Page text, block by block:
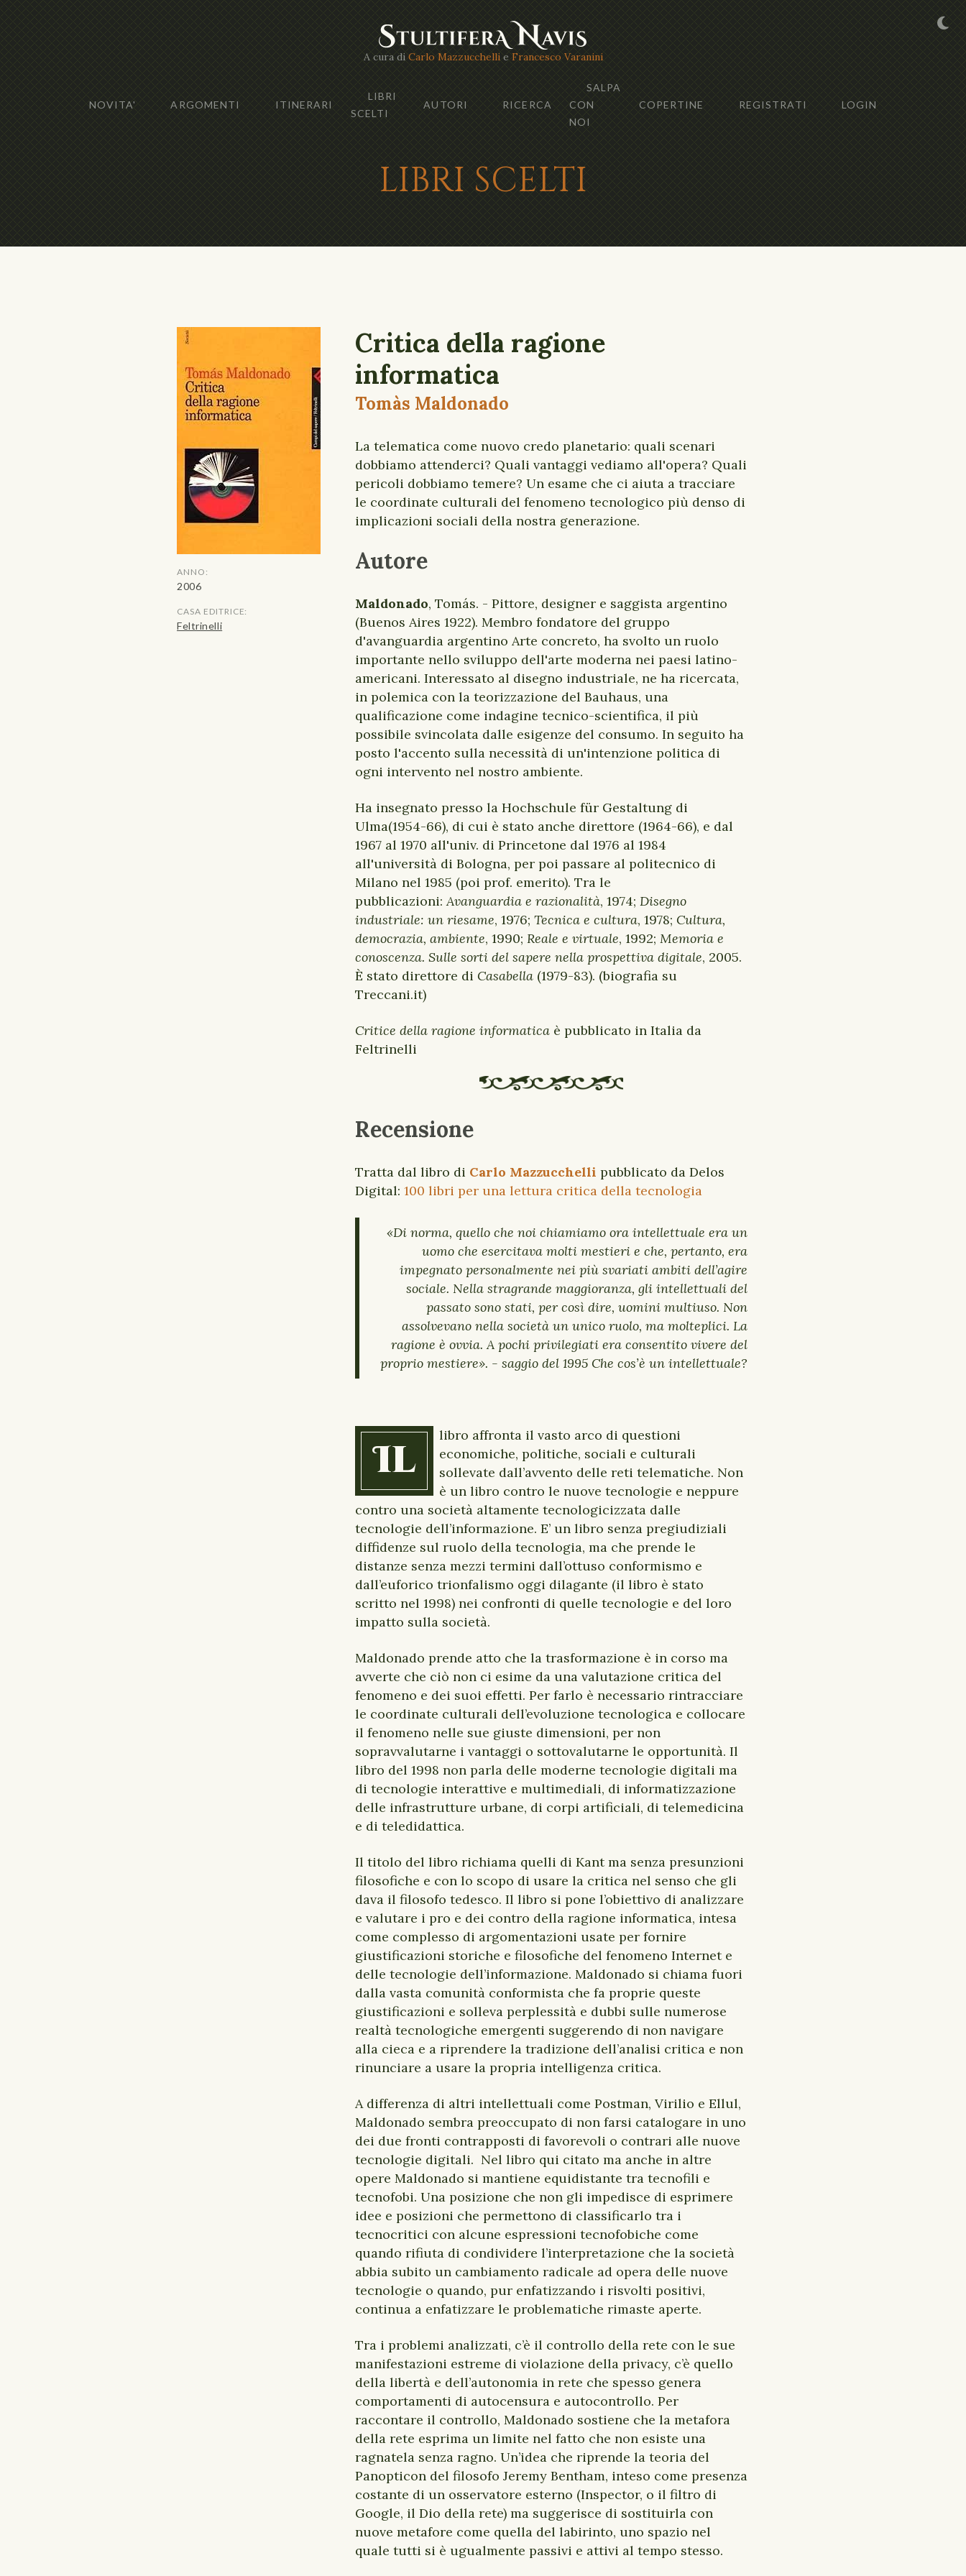
A cura di Carlo Mazzucchellie Francesco Varanini
NOVITA' ARGOMENTI ITINERARI
LIBRI
SCELTI
AUTORI RICERCA
SALPA
CON
NOI
COPERTINE REGISTRATI LOGIN
LIBRI SCELTI
ANNO:
2006
CASA EDITRICE:
Feltrinelli
Critica della ragione
informatica
Tomàs Maldonado
La telematica come nuovo credo planetario: quali scenari
dobbiamo attenderci? Quali vantaggi vediamo all'opera? Quali
pericoli dobbiamo temere? Un esame che ci aiuta a tracciare
le coordinate culturali del fenomeno tecnologico più denso di
implicazioni sociali della nostra generazione.
Autore
Maldonado, Tomás. - Pittore, designer e saggista argentino
(Buenos Aires 1922). Membro fondatore del gruppo
d'avanguardia argentino Arte concreto, ha svolto un ruolo
importante nello sviluppo dell'arte moderna nei paesi latino-
americani. Interessato al disegno industriale, ne ha ricercata,
in polemica con la teorizzazione del Bauhaus, una
qualificazione come indagine tecnico-scientifica, il più
possibile svincolata dalle esigenze del consumo. In seguito ha
posto l'accento sulla necessità di un'intenzione politica di
ogni intervento nel nostro ambiente.
Ha insegnato presso la Hochschule für Gestaltung di
Ulma(1954-66), di cui è stato anche direttore (1964-66), e dal
1967 al 1970 all'univ. di Princetone dal 1976 al 1984
all'università di Bologna, per poi passare al politecnico di
Milano nel 1985 (poi prof. emerito). Tra le
pubblicazioni: Avanguardia e razionalità, 1974; Disegno
industriale: un riesame, 1976; Tecnica e cultura, 1978; Cultura,
democrazia, ambiente, 1990; Reale e virtuale, 1992; Memoria e
conoscenza. Sulle sorti del sapere nella prospettiva digitale, 2005.
È stato direttore di Casabella (1979-83). (biografia su
Treccani.it)
Critice della ragione informatica è pubblicato in Italia da
Feltrinelli
Recensione
Tratta dal libro di Carlo Mazzucchelli pubblicato da Delos
Digital: 100 libri per una lettura critica della tecnologia
«Di norma, quello che noi chiamiamo ora intellettuale era un
uomo che esercitava molti mestieri e che, pertanto, era
impegnato personalmente nei più svariati ambiti dell’agire
sociale. Nella stragrande maggioranza, gli intellettuali del
passato sono stati, per così dire, uomini multiuso. Non
assolvevano nella società un unico ruolo, ma molteplici. La
ragione è ovvia. A pochi privilegiati era consentito vivere del
proprio mestiere». - saggio del 1995 Che cos’è un intellettuale?
Il
libro affronta il vasto arco di questioni
economiche, politiche, sociali e culturali
sollevate dall’avvento delle reti telematiche. Non
è un libro contro le nuove tecnologie e neppure
contro una società altamente tecnologicizzata dalle
tecnologie dell’informazione. E’ un libro senza pregiudiziali
diffidenze sul ruolo della tecnologia, ma che prende le
distanze senza mezzi termini dall’ottuso conformismo e
dall’euforico trionfalismo oggi dilagante (il libro è stato
scritto nel 1998) nei confronti di quelle tecnologie e del loro
impatto sulla società.
Maldonado prende atto che la trasformazione è in corso ma
avverte che ciò non ci esime da una valutazione critica del
fenomeno e dei suoi effetti. Per farlo è necessario rintracciare
le coordinate culturali dell’evoluzione tecnologica e collocare
il fenomeno nelle sue giuste dimensioni, per non
sopravvalutarne i vantaggi o sottovalutarne le opportunità. Il
libro del 1998 non parla delle moderne tecnologie digitali ma
di tecnologie interattive e multimediali, di informatizzazione
delle infrastrutture urbane, di corpi artificiali, di telemedicina
e di teledidattica.
Il titolo del libro richiama quelli di Kant ma senza presunzioni
filosofiche e con lo scopo di usare la critica nel senso che gli
dava il filosofo tedesco. Il libro si pone l’obiettivo di analizzare
e valutare i pro e dei contro della ragione informatica, intesa
come complesso di argomentazioni usate per fornire
giustificazioni storiche e filosofiche del fenomeno Internet e
delle tecnologie dell’informazione. Maldonado si chiama fuori
dalla vasta comunità conformista che fa proprie queste
giustificazioni e solleva perplessità e dubbi sulle numerose
realtà tecnologiche emergenti suggerendo di non navigare
alla cieca e a riprendere la tradizione dell’analisi critica e non
rinunciare a usare la propria intelligenza critica.
A differenza di altri intellettuali come Postman, Virilio e Ellul,
Maldonado sembra preoccupato di non farsi catalogare in uno
dei due fronti contrapposti di favorevoli o contrari alle nuove
tecnologie digitali. Nel libro qui citato ma anche in altre
opere Maldonado si mantiene equidistante tra tecnofili e
tecnofobi. Una posizione che non gli impedisce di esprimere
idee e posizioni che permettono di classificarlo tra i
tecnocritici con alcune espressioni tecnofobiche come
quando rifiuta di condividere l’interpretazione che la società
abbia subito un cambiamento radicale ad opera delle nuove
tecnologie o quando, pur enfatizzando i risvolti positivi,
continua a enfatizzare le problematiche rimaste aperte.
Tra i problemi analizzati, c’è il controllo della rete con le sue
manifestazioni estreme di violazione della privacy, c’è quello
della libertà e dell’autonomia in rete che spesso genera
comportamenti di autocensura e autocontrollo. Per
raccontare il controllo, Maldonado sostiene che la metafora
della rete esprima un limite nel fatto che non esiste una
ragnatela senza ragno. Un’idea che riprende la teoria del
Panopticon del filosofo Jeremy Bentham, inteso come presenza
costante di un osservatore esterno (Inspector, o il filtro di
Google, il Dio della rete) ma suggerisce di sostituirla con
nuove metafore come quella del labirinto, uno spazio nel
quale tutti si è ugualmente passivi e attivi al tempo stesso.